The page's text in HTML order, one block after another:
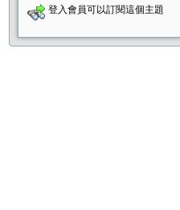
登入會員可以訂閱這個主題